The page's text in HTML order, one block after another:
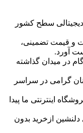
سطح کشور
و قیمت تضمینی،
آورد.
در میدان گذاشته
گرامی در سراسر
اینترنتی ما پیدا
دلنشین ازخرید بدون